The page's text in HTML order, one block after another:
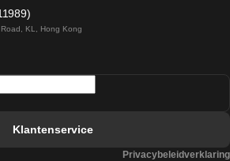
van Praag naar Wenen
KL, Hong Kong
Klantenservice
Privacybeleidverklaring